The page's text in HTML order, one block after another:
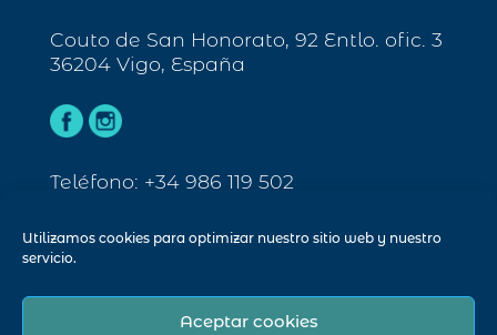
Utilizamos cookies para optimizar nuestro sitio web y nuestro
servicio.
Aceptar cookies
Couto de San Honorato, 92 Entlo. ofic. 3
36204 Vigo, España
Teléfono: +34 986 119 502